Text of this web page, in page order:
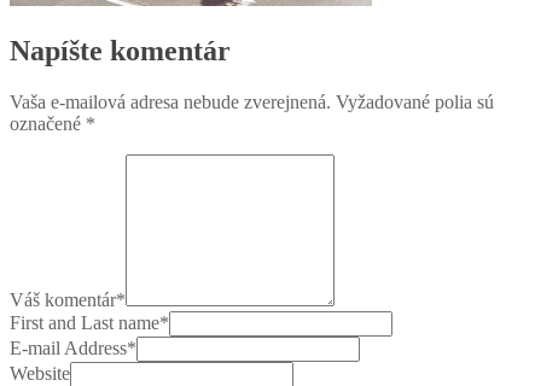
Napíšte komentár
Vaša e-mailová adresa nebude zverejnená. Vyžadované polia sú
označené *
Váš komentár*
First and Last name*
E-mail Address*
Website